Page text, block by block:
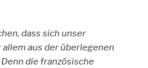
dass sich unser
aus der überlegenen
die französische